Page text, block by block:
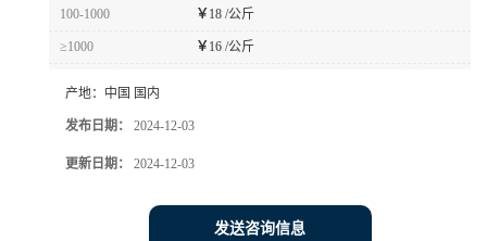
100-1000 ￥ 18 /公斤
≥1000 ￥ 16 /公斤
产地： 中国 国内
发布日期： 2024-12-03
更新日期： 2024-12-03
发送咨询信息